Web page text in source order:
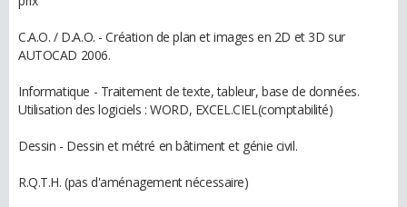
C.A.O. / D.A.O. - Création de plan et images en 2D et 3D sur
AUTOCAD 2006.
Informatique - Traitement de texte, tableur, base de données.
Utilisation des logiciels : WORD, EXCEL.CIEL(comptabilité)
Dessin - Dessin et métré en bâtiment et génie civil.
R.Q.T.H. (pas d'aménagement nécessaire)